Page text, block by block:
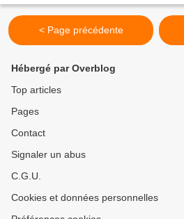
< Page précédente
Hébergé par Overblog
Top articles
Pages
Contact
Signaler un abus
C.G.U.
Cookies et données personnelles